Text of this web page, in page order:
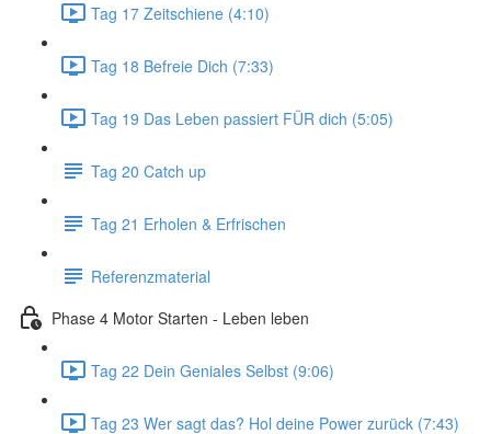
Tag 17 Zeitschiene (4:10)
Tag 18 Befreie Dich (7:33)
Tag 19 Das Leben passiert FÜR dich (5:05)
Tag 20 Catch up
Tag 21 Erholen & Erfrischen
Referenzmaterial
Phase 4 Motor Starten - Leben leben
Tag 22 Dein Geniales Selbst (9:06)
Tag 23 Wer sagt das? Hol deine Power zurück (7:43)